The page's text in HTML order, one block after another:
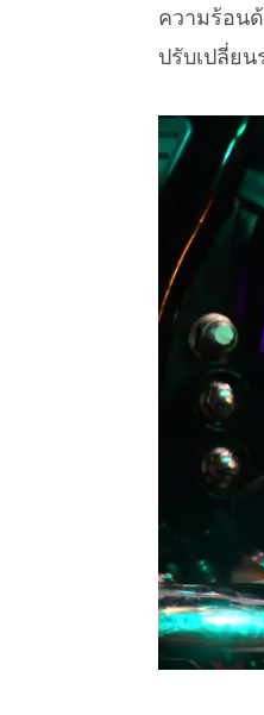
ความร้อน
ปรับเปลี่ย